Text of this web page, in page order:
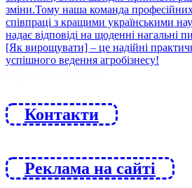
Контакти
Реклама на сайті